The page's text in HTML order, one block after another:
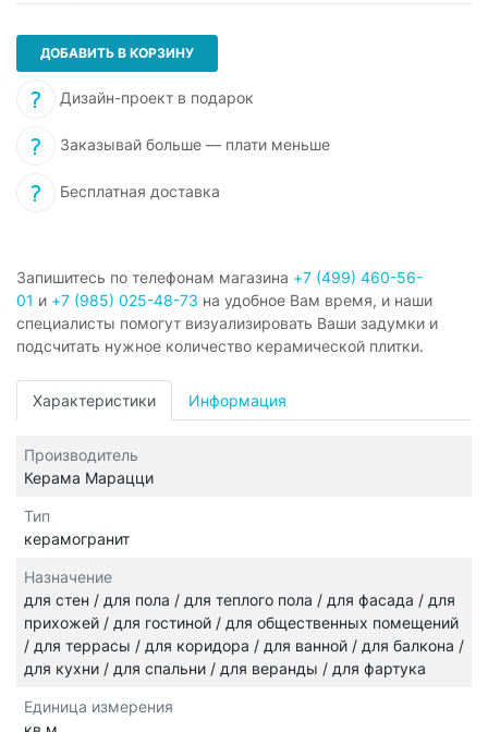
ДОБАВИТЬ В КОРЗИНУ
Дизайн-проект в подарок
Заказывай больше — плати меньше
Бесплатная доставка
Запишитесь по телефонам магазина +7 (499) 460-56-
01 и +7 (985) 025-48-73 на удобное Вам время, и наши
специалисты помогут визуализировать Ваши задумки и
подсчитать нужное количество керамической плитки.
Характеристики Информация
Производитель
Керама Марацци
Тип
керамогранит
Назначение
для стен / для пола / для теплого пола / для фасада / для
прихожей / для гостиной / для общественных помещений
/ для террасы / для коридора / для ванной / для балкона /
для кухни / для спальни / для веранды / для фартука
Единица измерения